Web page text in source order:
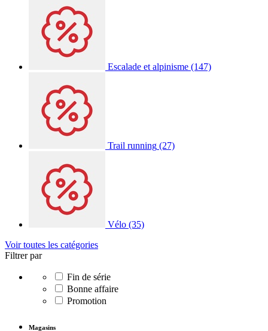
Escalade et alpinisme (147)
Trail running (27)
Vélo (35)
Voir toutes les catégories
Filtrer par
Fin de série
Bonne affaire
Promotion
Magasins